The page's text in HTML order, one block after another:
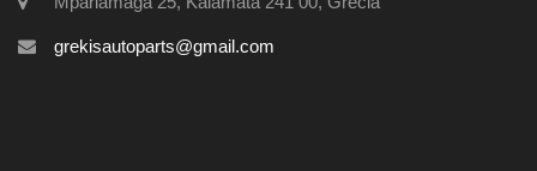
grekisautoparts@gmail.com